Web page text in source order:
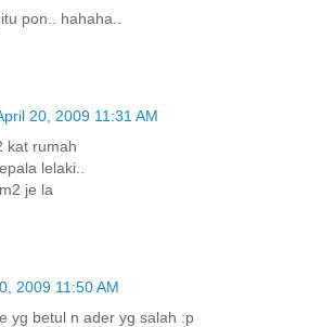
pon.. hahaha..
20, 2009 11:31 AM
kat rumah
lelaki..
je la
2009 11:50 AM
yg betul n ader yg salah :p